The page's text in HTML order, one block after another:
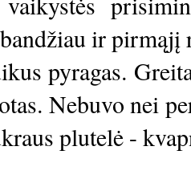
ir pirmąjį
pyragas.
Nebuvo nei
plutelė -